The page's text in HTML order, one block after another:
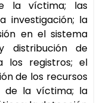
la víctima; las
investigación; la
en el sistema
distribución de
los registros; el
de los recursos
de la víctima; la